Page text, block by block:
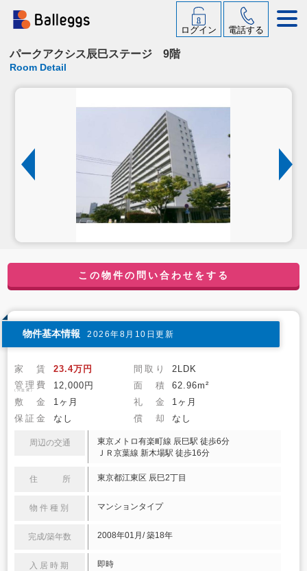
ログイン 電話する
パークアクシス辰巳ステージ 9階
Room Detail
この物件の問い合わせをする
物件基本情報 2026年8月10日更新
家 賃 23.4万円 間取り
2LDK
管理費
(共益費) 12,000円 面 積
62.96m²
敷 金
1ヶ月 礼 金
1ヶ月
保証金
なし 償 却 なし
周辺の交通
東京メトロ有楽町線 辰巳駅 徒歩6分
ＪＲ京葉線 新木場駅 徒歩16分
住 所 東京都江東区 辰巳2丁目
物件種別 マンションタイプ
完成/築年数 2008年01月/ 築18年
入居時期 即時